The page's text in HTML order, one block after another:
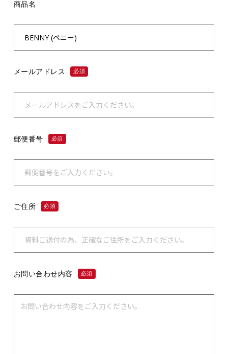
商品名
メールアドレス 必須
郵便番号 必須
ご住所 必須
お問い合わせ内容 必須